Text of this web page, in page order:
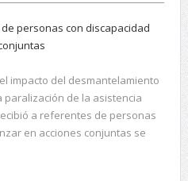
personas con discapacidad
impacto del desmantelamiento
paralización de la asistencia
a referentes de personas
en acciones conjuntas se